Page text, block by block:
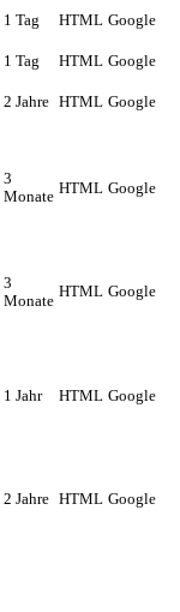
1 Tag HTML Google
1 Tag HTML Google
2 Jahre HTML Google
3
Monate HTML Google
3
Monate
HTML Google
1 Jahr HTML Google
2 Jahre HTML Google